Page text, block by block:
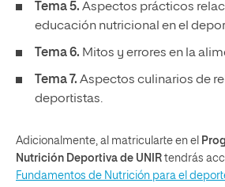
Tema 5. Aspectos prácticos
educación nutricional en el
Tema 6. Mitos y errores en la
Tema 7. Aspectos culinarios de
deportistas.
Adicionalmente, al matricularte en el
Nutrición Deportiva de UNIR tendrás
Fundamentos de Nutrición para el